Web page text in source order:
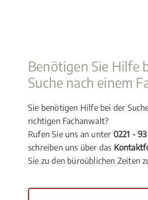
Benötigen Sie Hilfe
Suche nach einem
Sie benötigen Hilfe bei der
richtigen Fachanwalt?
Rufen Sie uns an unter 0221 -
schreiben uns über das
Sie zu den büroüblichen Zeiten